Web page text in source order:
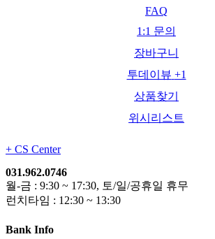
FAQ
1:1 문의
장바구니
투데이뷰 +1
상품찾기
위시리스트
+ CS Center
031.962.0746
월-금 : 9:30 ~ 17:30, 토/일/공휴일 휴무
런치타임 : 12:30 ~ 13:30
Bank Info